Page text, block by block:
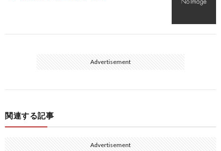
Advertisement
関連する記事
Advertisement